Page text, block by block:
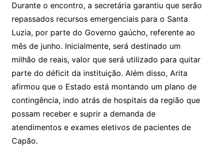
Durante o encontro, a secretária garantiu que serão
repassados recursos emergenciais para o Santa
Luzia, por parte do Governo gaúcho, referente ao
mês de junho. Inicialmente, será destinado um
milhão de reais, valor que será utilizado para quitar
parte do déficit da instituição. Além disso, Arita
afirmou que o Estado está montando um plano de
contingência, indo atrás de hospitais da região que
possam receber e suprir a demanda de
atendimentos e exames eletivos de pacientes de
Capão.